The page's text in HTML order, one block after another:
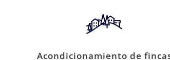
Acondicionamiento de